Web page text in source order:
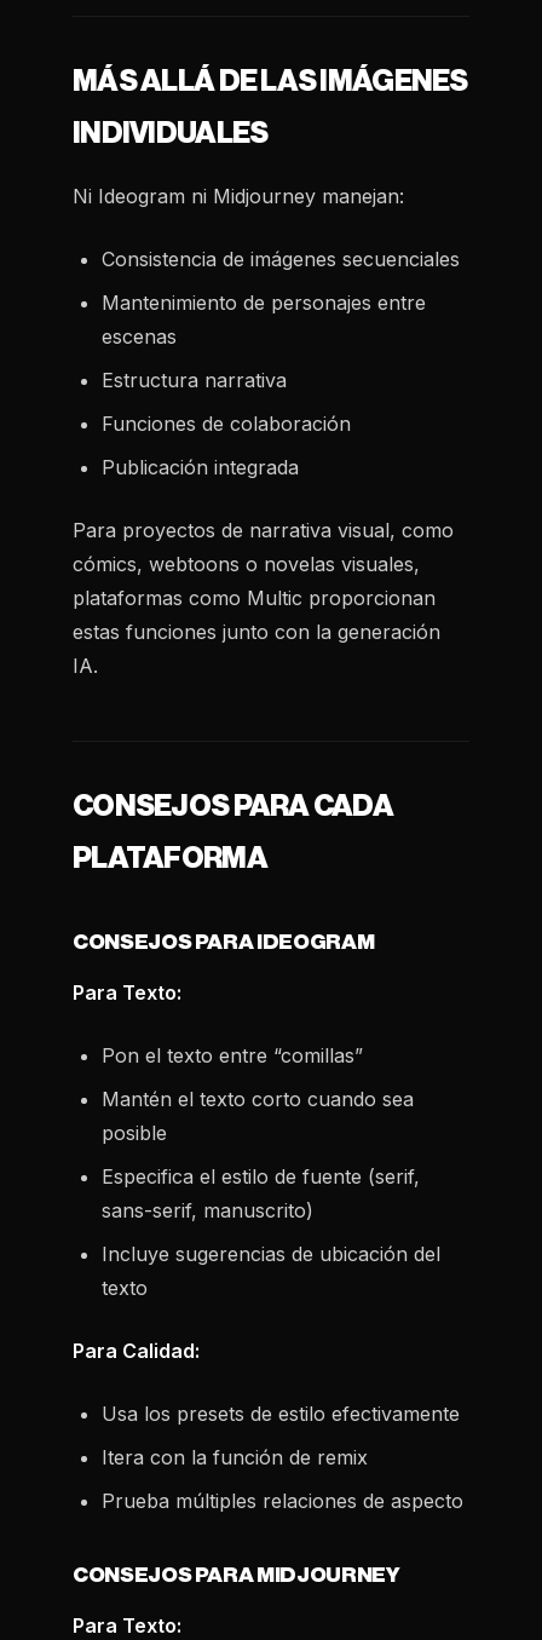
MÁS ALLÁ DE LAS IMÁGENES
INDIVIDUALES
Ni Ideogram ni Midjourney manejan:
Consistencia de imágenes secuenciales
Mantenimiento de personajes entre
escenas
Estructura narrativa
Funciones de colaboración
Publicación integrada
Para proyectos de narrativa visual, como
cómics, webtoons o novelas visuales,
plataformas como Multic proporcionan
estas funciones junto con la generación
IA.
CONSEJOS PARA CADA
PLATAFORMA
CONSEJOS PARA IDEOGRAM
Para Texto:
Pon el texto entre “comillas”
Mantén el texto corto cuando sea
posible
Especifica el estilo de fuente (serif,
sans-serif, manuscrito)
Incluye sugerencias de ubicación del
texto
Para Calidad:
Usa los presets de estilo efectivamente
Itera con la función de remix
Prueba múltiples relaciones de aspecto
CONSEJOS PARA MIDJOURNEY
Para Texto: